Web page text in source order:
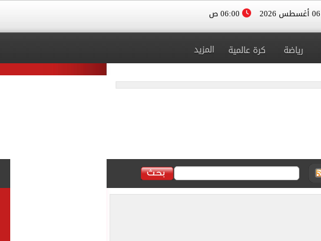
رياضة كرة عالمية المزيد